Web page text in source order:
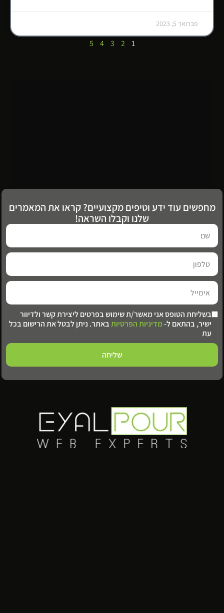
פברואר 5, 2023
1
2
3
4
5
מחפשים עוד ידע וטיפים מקצועיים? קראו את המאמרים
שלנו וקבלו השראה!
בשליחת הטופס אני מאשר/ת שימוש בפרטים ליצירת קשר ולדיוור
ישיר, בהתאם ל-מדיניות הפרטיותבאתר. ניתן לבטל את הרישום בכל
עת
שליחה